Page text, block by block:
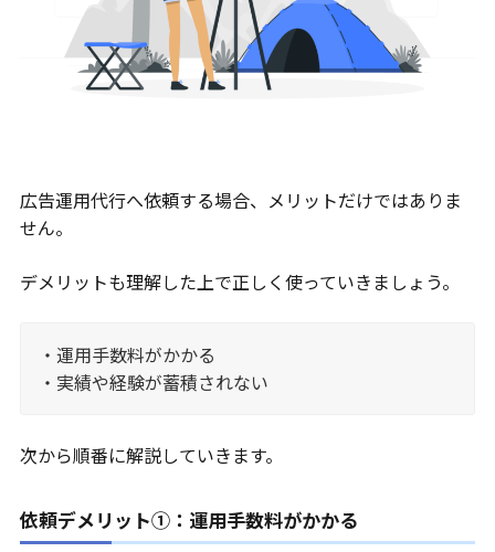
広告運用代行へ依頼する場合、メリットだけではありま
せん。
デメリットも理解した上で正しく使っていきましょう。
・運用手数料がかかる
・実績や経験が蓄積されない
次から順番に解説していきます。
依頼デメリット①：運用手数料がかかる